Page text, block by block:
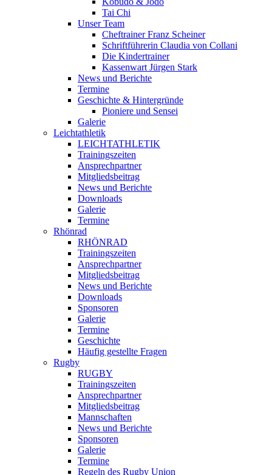
Tai Chi
Unser Team
Cheftrainer Franz Scheiner
Schriftführerin Claudia von Collani
Die Kindertrainer
Kassenwart Jürgen Stark
News und Berichte
Termine
Geschichte & Hintergründe
Pioniere und Sensei
Galerie
Leichtathletik
LEICHTATHLETIK
Trainingszeiten
Ansprechpartner
Mitgliedsbeitrag
News und Berichte
Downloads
Galerie
Termine
Rhönrad
RHÖNRAD
Trainingszeiten
Ansprechpartner
Mitgliedsbeitrag
News und Berichte
Downloads
Sponsoren
Galerie
Termine
Geschichte
Häufig gestellte Fragen
Rugby
RUGBY
Trainingszeiten
Ansprechpartner
Mitgliedsbeitrag
Mannschaften
News und Berichte
Sponsoren
Galerie
Termine
Regeln des Rugby Union